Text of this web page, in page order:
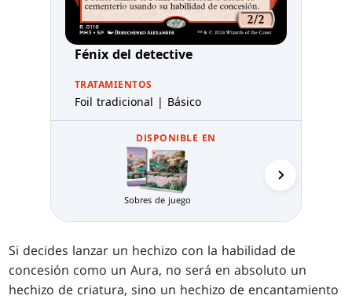
Fénix del detective
TRATAMIENTOS
Foil tradicional | Básico
DISPONIBLE EN
Sobres de juego
Si decides lanzar un hechizo con la habilidad de
concesión como un Aura, no será en absoluto un
hechizo de criatura, sino un hechizo de encantamiento